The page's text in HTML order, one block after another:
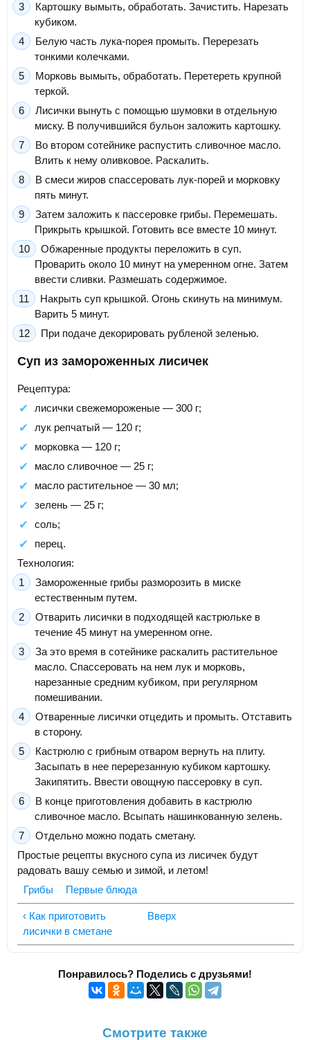
Картошку вымыть, обработать. Зачистить. Нарезать
кубиком.
Белую часть лука-порея промыть. Перерезать
тонкими колечками.
Морковь вымыть, обработать. Перетереть крупной
теркой.
Лисички вынуть с помощью шумовки в отдельную
миску. В получившийся бульон заложить картошку.
Во втором сотейнике распустить сливочное масло.
Влить к нему оливковое. Раскалить.
В смеси жиров спассеровать лук-порей и морковку
пять минут.
Затем заложить к пассеровке грибы. Перемешать.
Прикрыть крышкой. Готовить все вместе 10 минут.
Обжаренные продукты переложить в суп.
Проварить около 10 минут на умеренном огне. Затем
ввести сливки. Размешать содержимое.
Накрыть суп крышкой. Огонь скинуть на минимум.
Варить 5 минут.
При подаче декорировать рубленой зеленью.
Суп из замороженных лисичек
Рецептура:
лисички свежемороженые — 300 г;
лук репчатый — 120 г;
морковка — 120 г;
масло сливочное — 25 г;
масло растительное — 30 мл;
зелень — 25 г;
соль;
перец.
Технология:
Замороженные грибы разморозить в миске
естественным путем.
Отварить лисички в подходящей кастрюльке в
течение 45 минут на умеренном огне.
За это время в сотейнике раскалить растительное
масло. Спассеровать на нем лук и морковь,
нарезанные средним кубиком, при регулярном
помешивании.
Отваренные лисички отцедить и промыть. Отставить
в сторону.
Кастрюлю с грибным отваром вернуть на плиту.
Засыпать в нее перерезанную кубиком картошку.
Закипятить. Ввести овощную пассеровку в суп.
В конце приготовления добавить в кастрюлю
сливочное масло. Всыпать нашинкованную зелень.
Отдельно можно подать сметану.
Простые рецепты вкусного супа из лисичек будут
радовать вашу семью и зимой, и летом!
Грибы
Первые блюда
‹ Как приготовить
лисички в сметане
Вверх
Понравилось? Поделись с друзьями!
Смотрите также